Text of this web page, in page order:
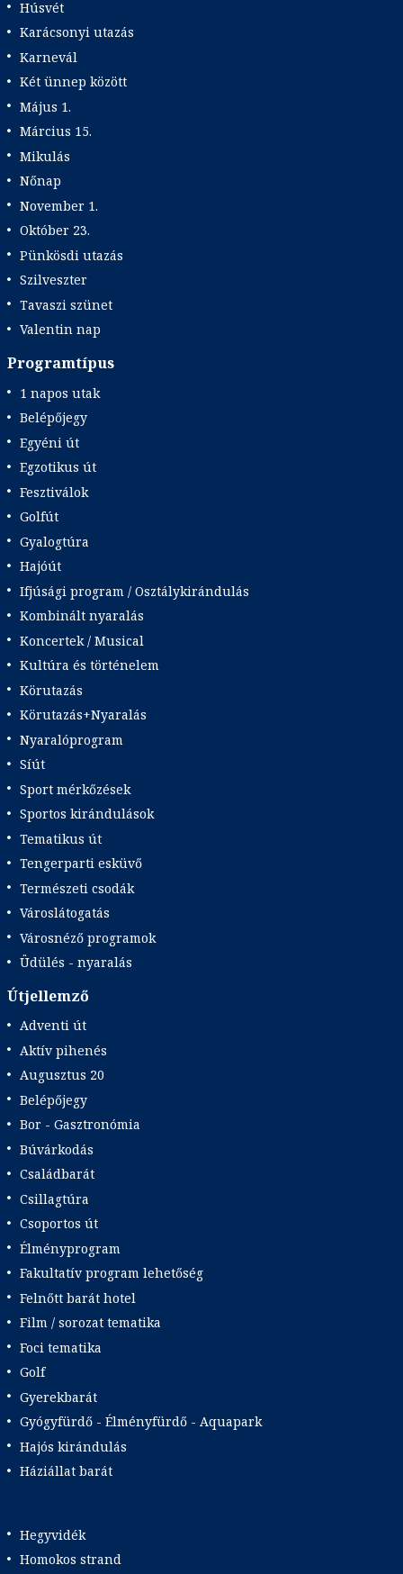
Húsvét
Karácsonyi utazás
Karnevál
Két ünnep között
Május 1.
Március 15.
Mikulás
Nőnap
November 1.
Október 23.
Pünkösdi utazás
Szilveszter
Tavaszi szünet
Valentin nap
Programtípus
1 napos utak
Belépőjegy
Egyéni út
Egzotikus út
Fesztiválok
Golfút
Gyalogtúra
Hajóút
Ifjúsági program / Osztálykirándulás
Kombinált nyaralás
Koncertek / Musical
Kultúra és történelem
Körutazás
Körutazás+Nyaralás
Nyaralóprogram
Síút
Sport mérkőzések
Sportos kirándulások
Tematikus út
Tengerparti esküvő
Természeti csodák
Városlátogatás
Városnéző programok
Üdülés - nyaralás
Útjellemző
Adventi út
Aktív pihenés
Augusztus 20
Belépőjegy
Bor - Gasztronómia
Búvárkodás
Családbarát
Csillagtúra
Csoportos út
Élményprogram
Fakultatív program lehetőség
Felnőtt barát hotel
Film / sorozat tematika
Foci tematika
Golf
Gyerekbarát
Gyógyfürdő - Élményfürdő - Aquapark
Hajós kirándulás
Háziállat barát
Hegyvidék
Homokos strand